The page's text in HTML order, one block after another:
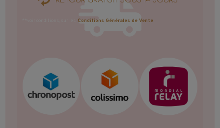
Conditions Générales de Vente